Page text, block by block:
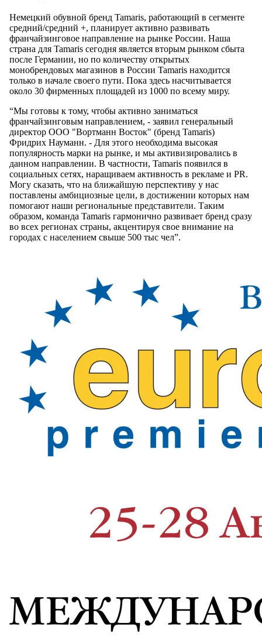
Немецкий обувной бренд Tamaris, работающий в сегменте
средний/средний +, планирует активно развивать
франчайзинговое направление на рынке России. Наша
страна для Tamaris сегодня является вторым рынком сбыта
после Германии, но по количеству открытых
монобрендовых магазинов в России Tamaris находится
только в начале своего пути. Пока здесь насчитывается
около 30 фирменных площадей из 1000 по всему миру.
“Мы готовы к тому, чтобы активно заниматься
франчайзинговым направлением, - заявил генеральный
директор ООО "Вортманн Восток" (бренд Tamaris)
Фридрих Науманн. - Для этого необходима высокая
популярность марки на рынке, и мы активизировались в
данном направлении. В частности, Tamaris появился в
социальных сетях, наращиваем активность в рекламе и PR.
Могу сказать, что на ближайшую перспективу у нас
поставлены амбициозные цели, в достижении которых нам
помогают наши региональные представители. Таким
образом, команда Tamaris гармонично развивает бренд сразу
во всех регионах страны, акцентируя свое внимание на
городах с населением свыше 500 тыс чел”.